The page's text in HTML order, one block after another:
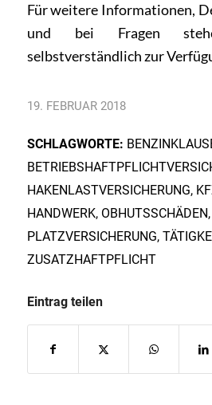
Für weitere Informationen,
und bei Fragen
selbstverständlich zur
19. FEBRUAR 2018
SCHLAGWORTE:
HAKENLASTVERSICHERUNG,
HANDWERK, OBHUTSSCHÄDEN,
PLATZVERSICHERUNG,
ZUSATZHAFTPFLICHT
Eintrag teilen